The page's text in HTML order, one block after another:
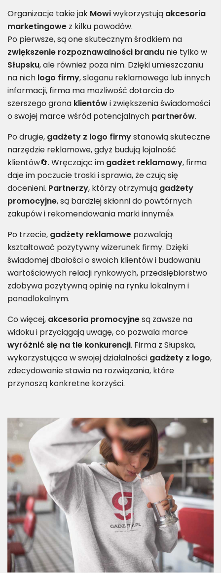
Organizacje takie jak Mowiwykorzystują akcesoria
marketingowe z kilku powodów.
Po pierwsze, są one skutecznym środkiem na
zwiększenie rozpoznawalności brandu nie tylko w
Słupsku, ale również poza nim. Dzięki umieszczaniu
na nich logo firmy, sloganu reklamowego lub innych
informacji, firma ma możliwość dotarcia do
szerszego grona klientówi zwiększenia świadomości
o swojej marce wśród potencjalnych partnerów.
Po drugie, gadżety z logo firmystanowią skuteczne
narzędzie reklamowe, gdyż budują lojalność
klientów🔄. Wręczając im gadżet reklamowy, firma
daje im poczucie troski i sprawia, że czują się
docenieni. Partnerzy, którzy otrzymują gadżety
promocyjne, są bardziej skłonni do powtórnych
zakupów i rekomendowania marki innym👍.
Po trzecie, gadżety reklamowe pozwalają
kształtować pozytywny wizerunek firmy. Dzięki
świadomej dbałości o swoich klientów i budowaniu
wartościowych relacji rynkowych, przedsiębiorstwo
zdobywa pozytywną opinię na rynku lokalnym i
ponadlokalnym.
Co więcej, akcesoria promocyjnesą zawsze na
widoku i przyciągają uwagę, co pozwala marce
wyróżnić się na tle konkurencji. Firma z Słupska,
wykorzystująca w swojej działalności gadżety z logo,
zdecydowanie stawia na rozwiązania, które
przynoszą konkretne korzyści.